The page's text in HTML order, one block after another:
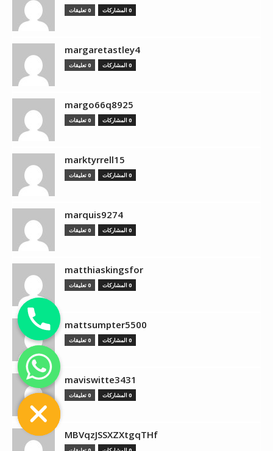
0 المشاركات 0 تعليقات
margaretastley4
0 المشاركات 0 تعليقات
margo66q8925
0 المشاركات 0 تعليقات
marktyrrell15
0 المشاركات 0 تعليقات
marquis9274
0 المشاركات 0 تعليقات
matthiaskingsfor
0 المشاركات 0 تعليقات
mattsumpter5500
0 المشاركات 0 تعليقات
maviswitte3431
0 المشاركات 0 تعليقات
MBVqzJSSXZXtgqTHf
Hide
chaty